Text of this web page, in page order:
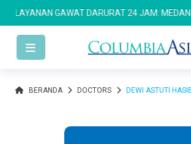
LAYANAN GAWAT DARURAT 24 JAM: MEDAN:
BERANDA DOCTORS DEWI ASTUTI